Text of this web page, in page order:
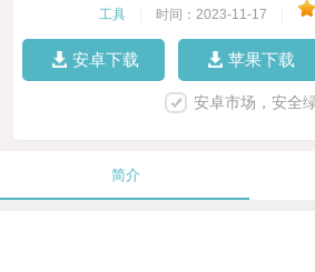
工具 时间：2023-11-17
安卓下载 苹果下载
安卓市场，安全
简介